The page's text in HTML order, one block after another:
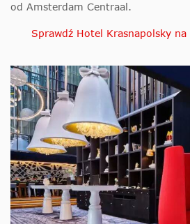
od Amsterdam Centraal.
Sprawdź Hotel Krasnapolsky na